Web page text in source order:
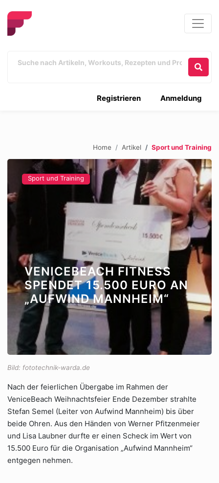
Anmeldung
Registrieren
Home Artikel Sport und Training
Sport und Training
VENICEBEACH FITNESS
SPENDET 15.500 EURO AN
„AUFWIND MANNHEIM“
Bild: fototechnik-warda.de
Nach der feierlichen Übergabe im Rahmen der
VeniceBeach Weihnachtsfeier Ende Dezember strahlte
Stefan Semel (Leiter von Aufwind Mannheim) bis über
beide Ohren. Aus den Händen von Werner Pfitzenmeier
und Lisa Laubner durfte er einen Scheck im Wert von
15.500 Euro für die Organisation „Aufwind Mannheim“
entgegen nehmen.